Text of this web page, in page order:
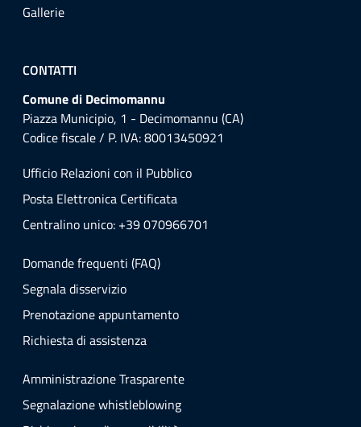
Gallerie
CONTATTI
Comune di Decimomannu
Piazza Municipio, 1 - Decimomannu (CA)
Codice fiscale / P. IVA: 80013450921
Ufficio Relazioni con il Pubblico
Posta Elettronica Certificata
Centralino unico: +39 070966701
Domande frequenti (FAQ)
Segnala disservizio
Prenotazione appuntamento
Richiesta di assistenza
Amministrazione Trasparente
Segnalazione whistleblowing